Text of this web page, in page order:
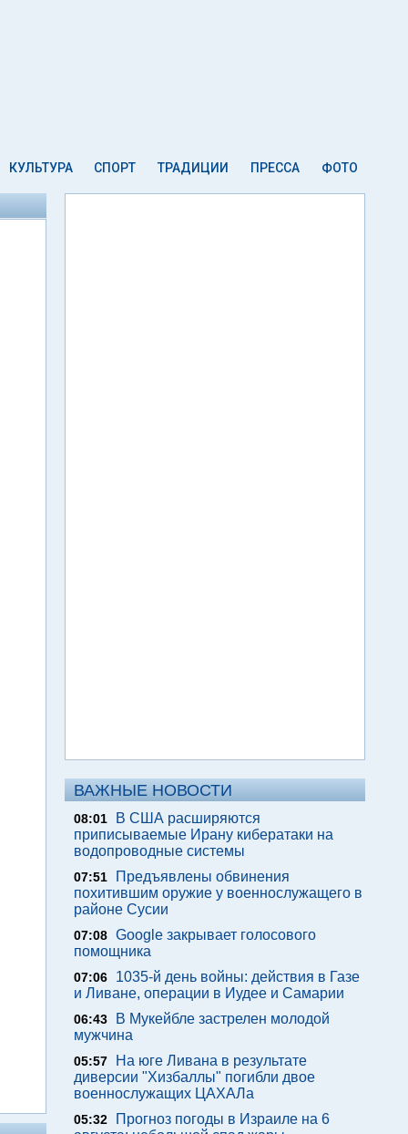
КУЛЬТУРА СПОРТ ТРАДИЦИИ ПРЕССА ФОТО
ВАЖНЫЕ НОВОСТИ
08:01
В США расширяются
приписываемые Ирану кибератаки на
водопроводные системы
07:51
Предъявлены обвинения
похитившим оружие у военнослужащего в
районе Сусии
07:08 Google закрывает голосового
помощника
07:06
1035-й день войны: действия в Газе
и Ливане, операции в Иудее и Самарии
06:43
В Мукейбле застрелен молодой
мужчина
05:57
На юге Ливана в результате
диверсии "Хизбаллы" погибли двое
военнослужащих ЦАХАЛа
05:32
Прогноз погоды в Израиле на 6